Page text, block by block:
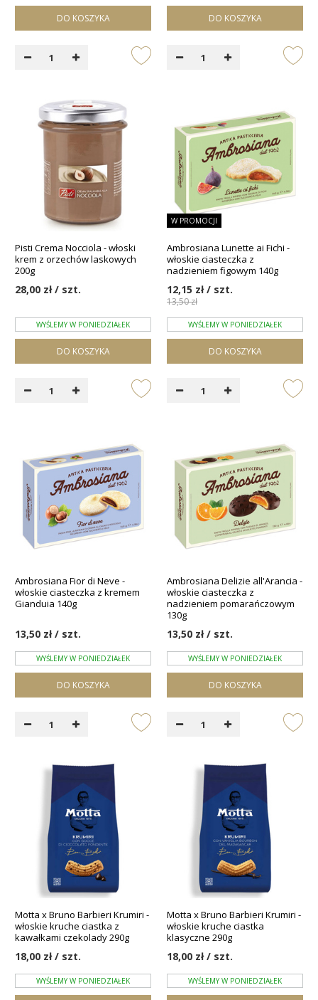
DO KOSZYKA DO KOSZYKA
Pisti Crema Nocciola - włoski
krem z orzechów laskowych
200g
28,00 zł / szt.
WYŚLEMY W PONIEDZIAŁEK
DO KOSZYKA
W PROMOCJI
Ambrosiana Lunette ai Fichi -
włoskie ciasteczka z
nadzieniem figowym 140g
13,50 zł
12,15 zł / szt.
WYŚLEMY W PONIEDZIAŁEK
DO KOSZYKA
Ambrosiana Fior di Neve -
włoskie ciasteczka z kremem
Gianduia 140g
13,50 zł / szt.
WYŚLEMY W PONIEDZIAŁEK
DO KOSZYKA
Ambrosiana Delizie all'Arancia -
włoskie ciasteczka z
nadzieniem pomarańczowym
130g
13,50 zł / szt.
WYŚLEMY W PONIEDZIAŁEK
DO KOSZYKA
Motta x Bruno Barbieri Krumiri -
włoskie kruche ciastka z
kawałkami czekolady 290g
18,00 zł / szt.
WYŚLEMY W PONIEDZIAŁEK
Motta x Bruno Barbieri Krumiri -
włoskie kruche ciastka
klasyczne 290g
18,00 zł / szt.
WYŚLEMY W PONIEDZIAŁEK